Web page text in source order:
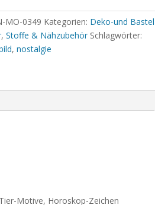
MO-0349 Kategorien: Deko-und Bastel
,Stoffe & Nähzubehör Schlagwörter:
,nostalgie
Motive, Horoskop-Zeichen